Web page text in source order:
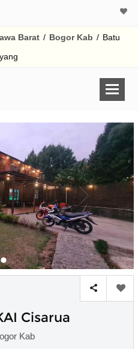
Barat / Bogor Kab / Batu
Cisarua
Kab